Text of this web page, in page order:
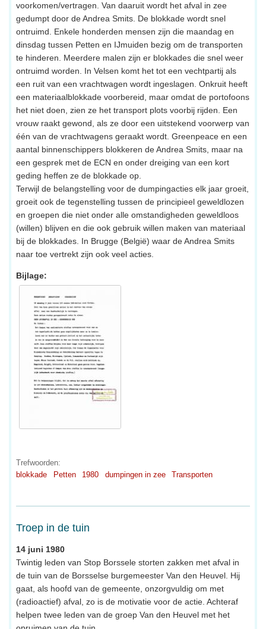
voorkomen/vertragen. Van daaruit wordt het afval in zee
gedumpt door de Andrea Smits. De blokkade wordt snel
ontruimd. Enkele honderden mensen zijn die maandag en
dinsdag tussen Petten en IJmuiden bezig om de transporten
te hinderen. Meerdere malen zijn er blokkades die snel weer
ontruimd worden. In Velsen komt het tot een vechtpartij als
een ruit van een vrachtwagen wordt ingeslagen. Onkruit heeft
een materiaalblokkade voorbereid, maar omdat de portofoons
het niet doen, zien ze het transport plots voorbij rijden. Een
vrouw raakt gewond, als ze door een uitstekend voorwerp van
één van de vrachtwagens geraakt wordt. Greenpeace en een
aantal binnenschippers blokkeren de Andrea Smits, maar na
een gesprek met de ECN en onder dreiging van een kort
geding heffen ze de blokkade op.
Terwijl de belangstelling voor de dumpingacties elk jaar groeit,
groeit ook de tegenstelling tussen de principieel geweldlozen
en groepen die niet onder alle omstandigheden geweldloos
(willen) blijven en die ook gebruik willen maken van materiaal
bij de blokkades. In Brugge (België) waar de Andrea Smits
naar toe vertrekt zijn ook veel acties.
Bijlage:
Trefwoorden:
blokkade
Petten 1980 dumpingen in zee Transporten
Troep in de tuin
14 juni 1980
Twintig leden van Stop Borssele storten zakken met afval in
de tuin van de Borsselse burgemeester Van den Heuvel. Hij
gaat, als hoofd van de gemeente, onzorgvuldig om met
(radioactief) afval, zo is de motivatie voor de actie. Achteraf
helpen twee leden van de groep Van den Heuvel met het